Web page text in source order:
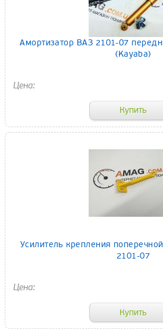
Амортизатор ВАЗ 2101-07
(Kayaba)
Усилитель крепления
2101-07